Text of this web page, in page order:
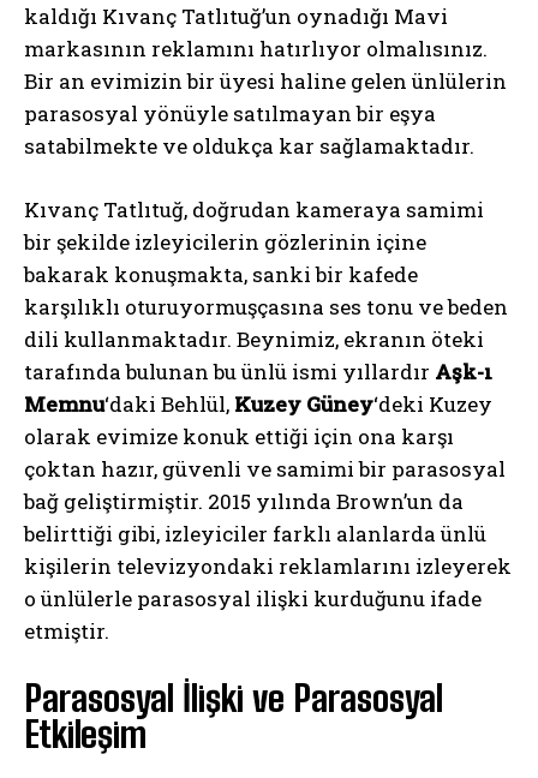
kaldığı Kıvanç Tatlıtuğ’un oynadığı Mavi
markasının reklamını hatırlıyor olmalısınız.
Bir an evimizin bir üyesi haline gelen ünlülerin
parasosyal yönüyle satılmayan bir eşya
satabilmekte ve oldukça kar sağlamaktadır.
Kıvanç Tatlıtuğ, doğrudan kameraya samimi
bir şekilde izleyicilerin gözlerinin içine
bakarak konuşmakta, sanki bir kafede
karşılıklı oturuyormuşçasına ses tonu ve beden
dili kullanmaktadır. Beynimiz, ekranın öteki
tarafında bulunan bu ünlü ismi yıllardır Aşk-ı
Memnu‘daki Behlül, Kuzey Güney‘deki Kuzey
olarak evimize konuk ettiği için ona karşı
çoktan hazır, güvenli ve samimi bir parasosyal
bağ geliştirmiştir. 2015 yılında Brown’un da
belirttiği gibi, izleyiciler farklı alanlarda ünlü
kişilerin televizyondaki reklamlarını izleyerek
o ünlülerle parasosyal ilişki kurduğunu ifade
etmiştir.
Parasosyal İlişki ve Parasosyal
Etkileşim